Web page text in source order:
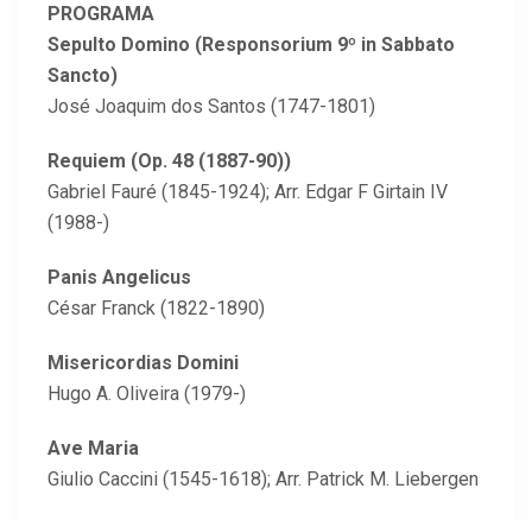
PROGRAMA
Sepulto Domino (Responsorium 9º in Sabbato
Sancto)
José Joaquim dos Santos (1747-1801)
Requiem (Op. 48 (1887-90))
Gabriel Fauré (1845-1924); Arr. Edgar F Girtain IV
(1988-)
Panis Angelicus
César Franck (1822-1890)
Misericordias Domini
Hugo A. Oliveira (1979-)
Ave Maria
Giulio Caccini (1545-1618); Arr. Patrick M. Liebergen